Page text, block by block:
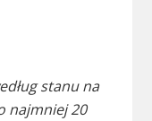
stanu na
najmniej 20